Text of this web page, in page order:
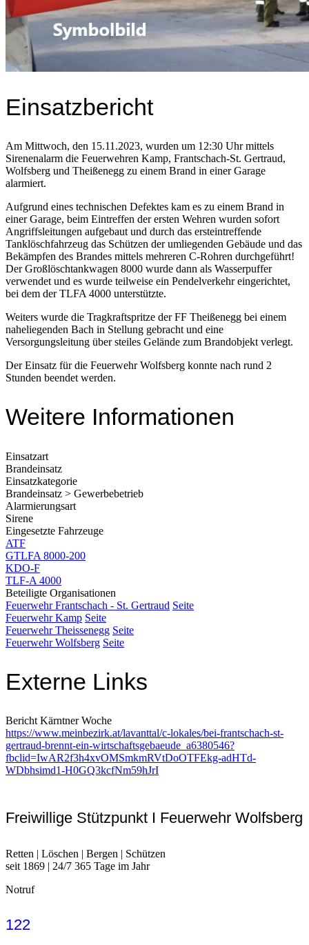
Einsatzbericht
Am Mittwoch, den 15.11.2023, wurden um 12:30 Uhr mittels
Sirenenalarm die Feuerwehren Kamp, Frantschach-St. Gertraud,
Wolfsberg und Theißenegg zu einem Brand in einer Garage
alarmiert.
Aufgrund eines technischen Defektes kam es zu einem Brand in
einer Garage, beim Eintreffen der ersten Wehren wurden sofort
Angriffsleitungen aufgebaut und durch das ersteintreffende
Tanklöschfahrzeug das Schützen der umliegenden Gebäude und das
Bekämpfen des Brandes mittels mehreren C-Rohren durchgeführt!
Der Großlöschtankwagen 8000 wurde dann als Wasserpuffer
verwendet und es wurde teilweise ein Pendelverkehr eingerichtet,
bei dem der TLFA 4000 unterstützte.
Weiters wurde die Tragkraftspritze der FF Theißenegg bei einem
naheliegenden Bach in Stellung gebracht und eine
Versorgungsleitung über steiles Gelände zum Brandobjekt verlegt.
Der Einsatz für die Feuerwehr Wolfsberg konnte nach rund 2
Stunden beendet werden.
Weitere Informationen
Einsatzart
Brandeinsatz
Einsatzkategorie
Brandeinsatz > Gewerbebetrieb
Alarmierungsart
Sirene
Eingesetzte Fahrzeuge
ATF
GTLFA 8000-200
KDO-F
TLF-A 4000
Beteiligte Organisationen
Feuerwehr Frantschach - St. Gertraud Seite
Feuerwehr Kamp Seite
Feuerwehr Theissenegg Seite
Feuerwehr Wolfsberg Seite
Externe Links
Bericht Kärntner Woche
https://www.meinbezirk.at/lavanttal/c-lokales/bei-frantschach-st-
gertraud-brennt-ein-wirtschaftsgebaeude_a6380546?
fbclid=IwAR2f3h4xvOMSmkmRVtDoOTFEkg-adHTd-
WDbhsimd1-H0GQ3kcfNm59hJrI
Freiwillige Stützpunkt I Feuerwehr Wolfsberg
Retten | Löschen | Bergen | Schützen
seit 1869 | 24/7 365 Tage im Jahr
Notruf
122